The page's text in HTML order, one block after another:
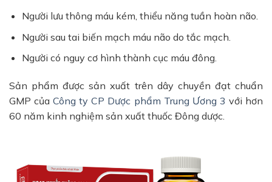
Người lưu thông máu kém, thiểu năng tuần hoàn não.
Người sau tai biến mạch máu não do tắc mạch.
Người có nguy cơ hình thành cục máu đông.
Sản phẩm được sản xuất trên dây chuyền đạt chuẩn
GMP củaCông ty CP Dược phẩm Trung Ương 3 với hơn
60 năm kinh nghiệm sản xuất thuốc Đông dược.